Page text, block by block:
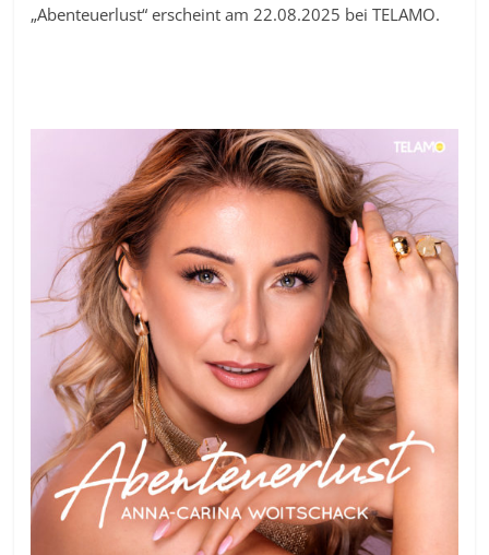
„Abenteuerlust“ erscheint am 22.08.2025 bei TELAMO.